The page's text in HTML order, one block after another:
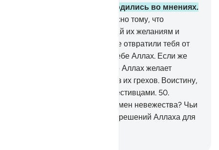
вам о том, в чем вы расходились во мнениях.
Суди между ними согласно тому, что
ниспослал Аллах, не потакай их желаниям и
остерегайся их, дабы они не отвратили тебя от
части того, что ниспослал тебе Аллах. Если же
они отвернутся, то знай, что Аллах желает
покарать их за некоторые из их грехов. Воистину,
многие люди являются нечестивцами. 50.
Неужели они ищут суда времен невежества? Чьи
решения могут быть лучше решений Аллаха для